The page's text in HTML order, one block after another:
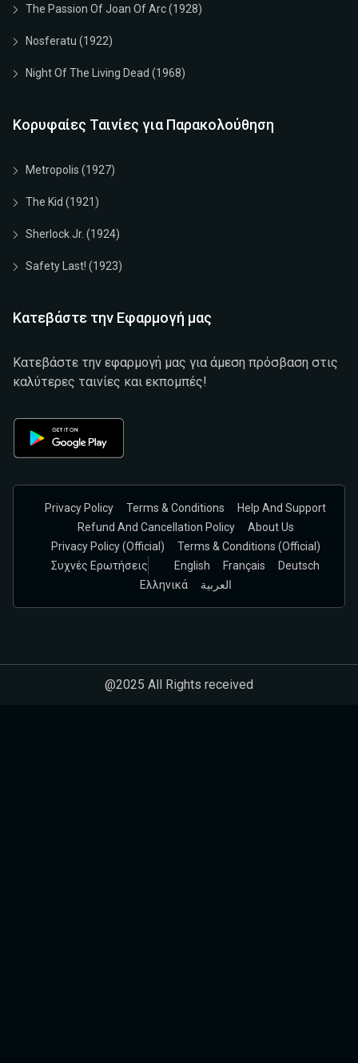
The Passion Of Joan Of Arc (1928)
Nosferatu (1922)
Night Of The Living Dead (1968)
Κορυφαίες Ταινίες για Παρακολούθηση
Metropolis (1927)
The Kid (1921)
Sherlock Jr. (1924)
Safety Last! (1923)
Κατεβάστε την Εφαρμογή μας
Κατεβάστε την εφαρμογή μας για άμεση πρόσβαση στις
καλύτερες ταινίες και εκπομπές!
Privacy Policy Terms & Conditions
Help And Support
Refund And Cancellation Policy
About Us
Privacy Policy (official)
Terms & Conditions (Official)
Συχνές Ερωτήσεις
English Français
Deutsch
Ελληνικά
العربية
@2025 All Rights received